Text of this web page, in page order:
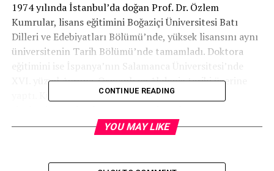
1974 yılında İstanbul’da doğan Prof. Dr. Özlem
Kumrular, lisans eğitimini Boğaziçi Üniversitesi Batı
Dilleri ve Edebiyatları Bölümü’nde, yüksek lisansını aynı
üniversitenin Tarih Bölümü’nde tamamladı. Doktora
eğitimini ise İspanya’nın Salamanca Üniversitesi’nde
XVI. yüzyıl Avrupa-Osmanlı ve Akdeniz tarihi üzerine
yaptı. Kumrular, Bahçeşehir Üniversitesi’nde
Akademik ve Edebi Katkıları
Özlem Kumrular, sadece akademik çalışmalarıyla değil,
CONTINUE READING
YOU MAY LIKE